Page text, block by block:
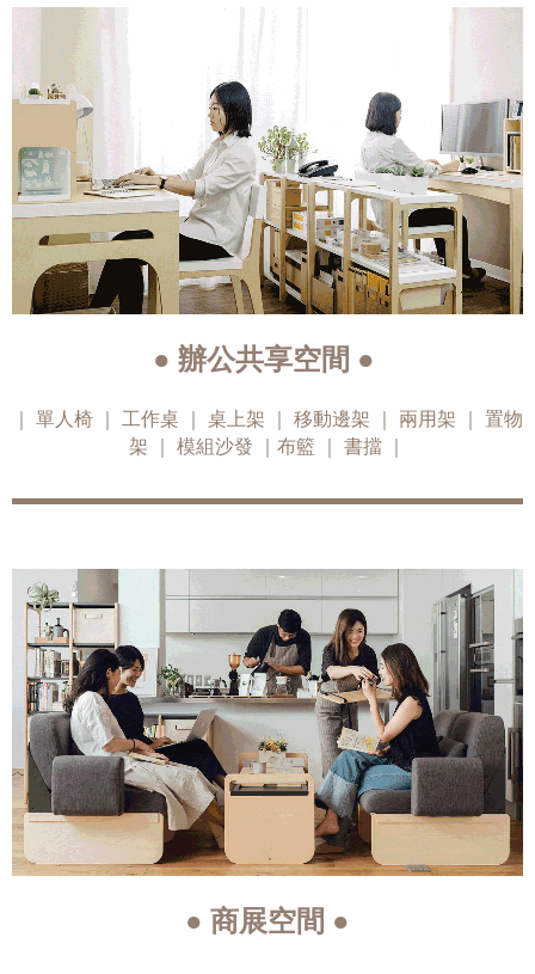
● 辦公共享空間 ●
｜ 單人椅 ｜ 工作桌 ｜ 桌上架 ｜ 移動邊架 ｜ 兩用架 ｜ 置物
架 ｜ 模組沙發 ｜ 布籃 ｜ 書擋 ｜
● 商展空間 ●